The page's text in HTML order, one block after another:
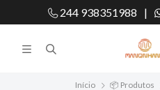
244 938351988 |
Início 📦 Produtos